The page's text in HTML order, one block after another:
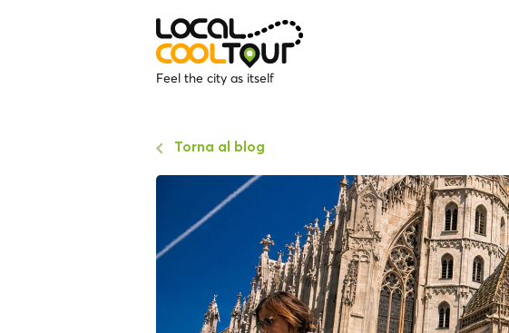
Feel the city as itself
Torna al blog